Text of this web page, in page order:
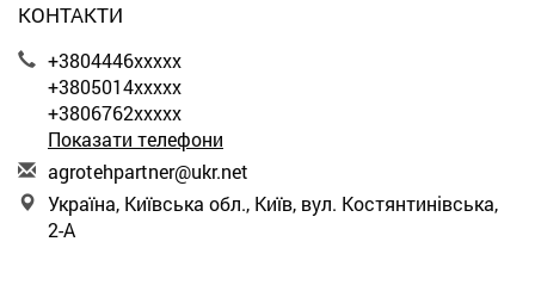
КОНТАКТИ
+3804446xxxxx
+3805014xxxxx
+3806762xxxxx
Показати телефони
agrotehpartner@ukr.net
Україна, Київська обл., Київ, вул. Костянтинівська,
2-А